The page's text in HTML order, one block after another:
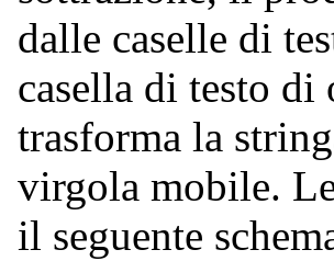
dalle caselle di
casella di testo
trasforma la
virgola mobile.
il seguente